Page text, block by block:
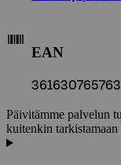
EAN
Päivitämme palvelun
kuitenkin tarkistamaan